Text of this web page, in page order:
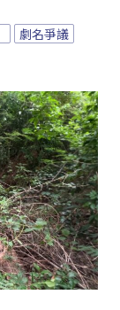
劇名爭議